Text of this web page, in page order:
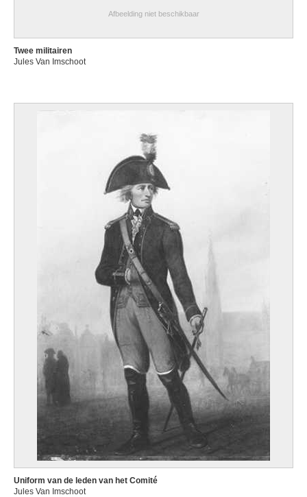
Afbeelding niet beschikbaar
Twee militairen
Jules Van Imschoot
Uniform van de leden van het Comité
Jules Van Imschoot